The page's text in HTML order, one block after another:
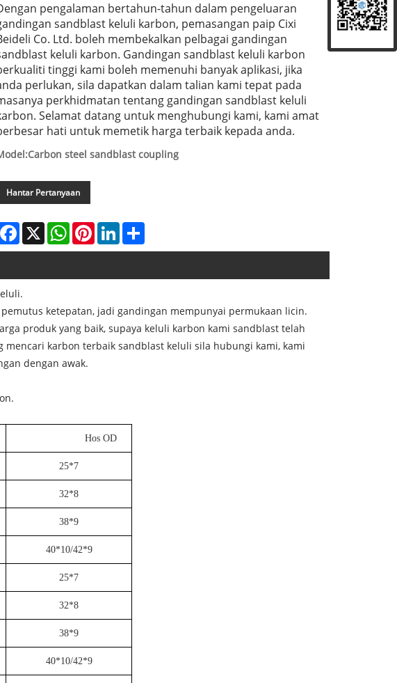
pengalaman bertahun-tahun dalam pengeluaran
sandblast keluli karbon, pemasangan paip Cixi
Co. Ltd. boleh membekalkan pelbagai gandingan
keluli karbon. Gandingan sandblast keluli karbon
tinggi kami boleh memenuhi banyak aplikasi, jika
perlukan, sila dapatkan dalam talian kami tepat pada
perkhidmatan tentang gandingan sandblast keluli
Selamat datang untuk menghubungi kami, kami amat
hati untuk memetik harga terbaik kepada anda.
steel sandblast coupling
Hantar Pertanyaan
Facebook
X WhatsAppPinterestLinkedInShare
ketepatan, jadi gandingan mempunyai permukaan licin.
produk yang baik, supaya keluli karbon kami sandblast telah
mencari karbon terbaik sandblast keluli sila hubungi kami, kami
dengan awak.
Hos OD
25*7
32*8
38*9
40*10/42*9
25*7
32*8
38*9
40*10/42*9